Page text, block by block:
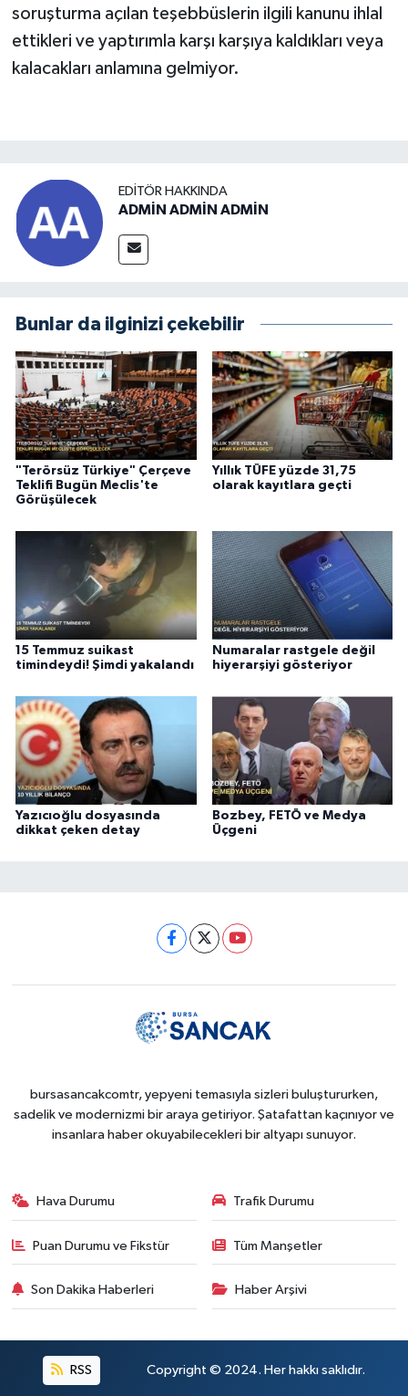
soruşturma açılan teşebbüslerin ilgili kanunu ihlal
ettikleri ve yaptırımla karşı karşıya kaldıkları veya
kalacakları anlamına gelmiyor.
EDITÖR HAKKINDA
ADMİN ADMİN ADMİN
Bunlar da ilginizi çekebilir
"Terörsüz Türkiye" Çerçeve
Teklifi Bugün Meclis'te
Görüşülecek
Yıllık TÜFE yüzde 31,75
olarak kayıtlara geçti
15 Temmuz suikast
timindeydi! Şimdi yakalandı
Numaralar rastgele değil
hiyerarşiyi gösteriyor
Yazıcıoğlu dosyasında
dikkat çeken detay
Bozbey, FETÖ ve Medya
Üçgeni
bursasancakcomtr, yepyeni temasıyla sizleri buluştururken,
sadelik ve modernizmi bir araya getiriyor. Şatafattan kaçınıyor ve
insanlara haber okuyabilecekleri bir altyapı sunuyor.
Hava Durumu Trafik Durumu
Puan Durumu ve Fikstür Tüm Manşetler
Son Dakika Haberleri Haber Arşivi
RSS Copyright © 2024. Her hakkı saklıdır.